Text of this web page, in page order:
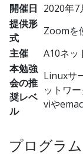
開催日 2020年7
提供形
式
Zoomを
主催
A10ネッ
本勉強
会の推
奨レベ
ル
Linuxサ
ットワ
viや
プログラム